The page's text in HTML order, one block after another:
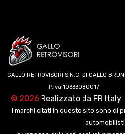
GALLO RETROVISORI S.N.C. DI GALLO
P.Iva 10333080017
© 2026 Realizzato da FR Italy
I marchi citati in questo sito sono di